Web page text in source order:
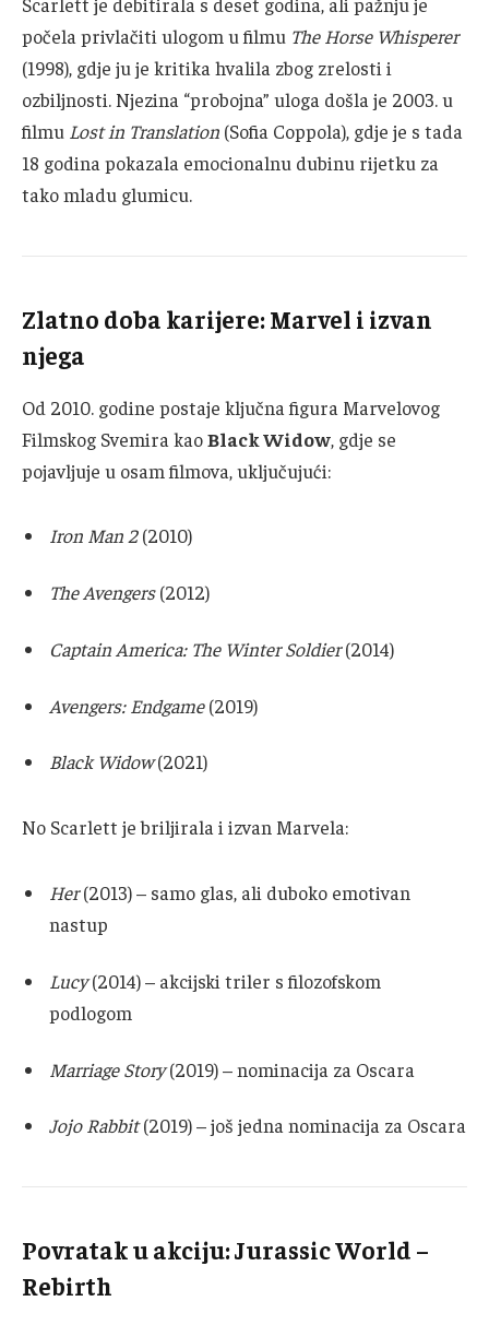
počela privlačiti ulogom u filmu The Horse Whisperer
(1998), gdje ju je kritika hvalila zbog zrelosti i
ozbiljnosti. Njezina “probojna” uloga došla je 2003. u
filmu Lost in Translation (Sofia Coppola), gdje je s tada
18 godina pokazala emocionalnu dubinu rijetku za
tako mladu glumicu.
Zlatno doba karijere: Marvel i izvan
njega
Od 2010. godine postaje ključna figura Marvelovog
Filmskog Svemira kaoBlack Widow, gdje se
pojavljuje u osam filmova, uključujući:
Iron Man 2(2010)
The Avengers(2012)
Captain America: The Winter Soldier(2014)
Avengers: Endgame(2019)
Black Widow(2021)
No Scarlett je briljirala i izvan Marvela:
Her(2013) – samo glas, ali duboko emotivan
nastup
Lucy(2014) – akcijski triler s filozofskom
podlogom
Marriage Story(2019) – nominacija za Oscara
Jojo Rabbit(2019) – još jedna nominacija za Oscara
Povratak u akciju: Jurassic World –
Rebirth